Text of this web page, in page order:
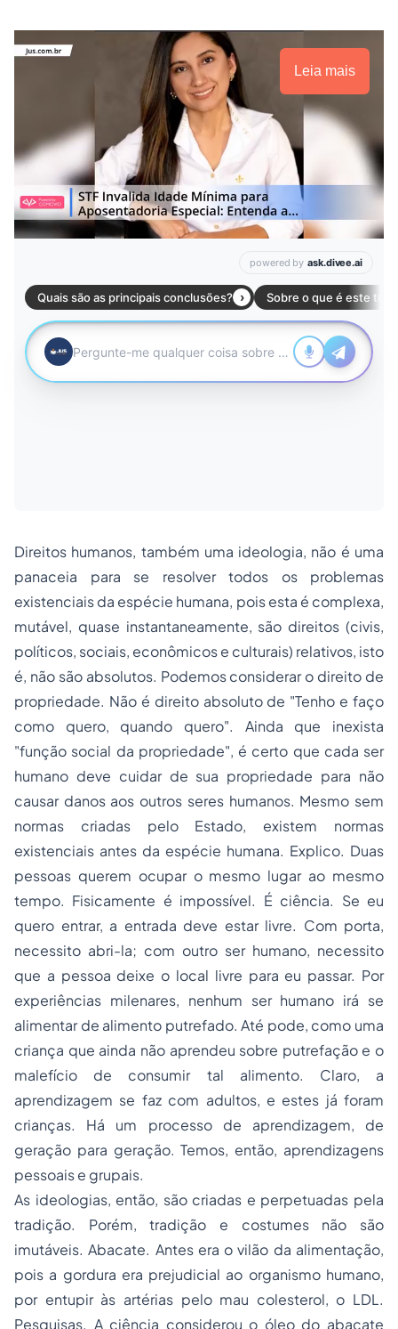
Leia mais
Direitos humanos, também uma ideologia, não é uma
panaceia para se resolver todos os problemas
existenciais da espécie humana, pois esta é complexa,
mutável, quase instantaneamente, são direitos (civis,
políticos, sociais, econômicos e culturais) relativos, isto
é, não são absolutos. Podemos considerar o direito de
propriedade. Não é direito absoluto de "Tenho e faço
como quero, quando quero". Ainda que inexista
"função social da propriedade", é certo que cada ser
humano deve cuidar de sua propriedade para não
causar danos aos outros seres humanos. Mesmo sem
normas criadas pelo Estado, existem normas
existenciais antes da espécie humana. Explico. Duas
pessoas querem ocupar o mesmo lugar ao mesmo
tempo. Fisicamente é impossível. É ciência. Se eu
quero entrar, a entrada deve estar livre. Com porta,
necessito abri-la; com outro ser humano, necessito
que a pessoa deixe o local livre para eu passar. Por
experiências milenares, nenhum ser humano irá se
alimentar de alimento putrefado. Até pode, como uma
criança que ainda não aprendeu sobre putrefação e o
malefício de consumir tal alimento. Claro, a
aprendizagem se faz com adultos, e estes já foram
crianças. Há um processo de aprendizagem, de
geração para geração. Temos, então, aprendizagens
pessoais e grupais.
As ideologias, então, são criadas e perpetuadas pela
tradição. Porém, tradição e costumes não são
imutáveis. Abacate. Antes era o vilão da alimentação,
pois a gordura era prejudicial ao organismo humano,
por entupir às artérias pelo mau colesterol, o LDL.
Pesquisas. A ciência considerou o óleo do abacate